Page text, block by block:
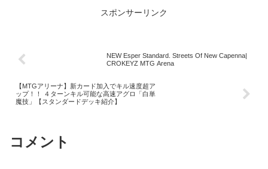
スポンサーリンク
NEW Esper Standard. Streets Of New Capenna|
CROKEYZ MTG Arena
【MTGアリーナ】新カード加入でキル速度超ア
ップ！！ ４ターンキル可能な高速アグロ「白単
魔技」【スタンダードデッキ紹介】
コメント